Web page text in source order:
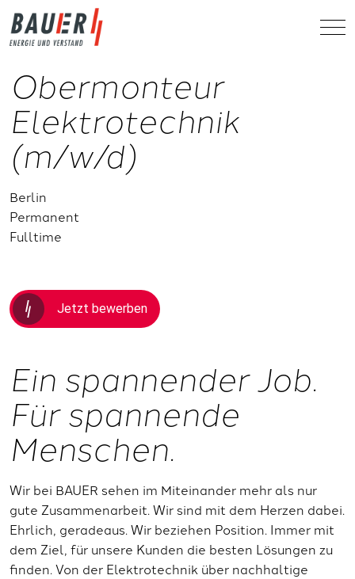
Obermonteur
Elektrotechnik
(m/w/d)
Berlin
Permanent
Fulltime
Jetzt bewerben
Ein spannender Job.
Für spannende
Menschen.
Wir bei BAUER sehen im Miteinander mehr als nur
gute Zusammenarbeit. Wir sind mit dem Herzen dabei.
Ehrlich, geradeaus. Wir beziehen Position. Immer mit
dem Ziel, für unsere Kunden die besten Lösungen zu
finden. Von der Elektrotechnik über nachhaltige